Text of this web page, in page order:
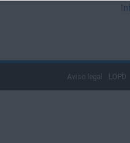
Aviso legal LOPD